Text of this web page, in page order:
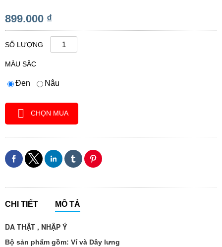
899.000 ₫
SỐ LƯỢNG
MÀU SĂC
Đen Nâu
CHỌN MUA
CHI TIẾT MÔ TẢ
DA THẬT , NHẬP Ý
Bộ sản phẩm gồm: Ví và Dây lưng